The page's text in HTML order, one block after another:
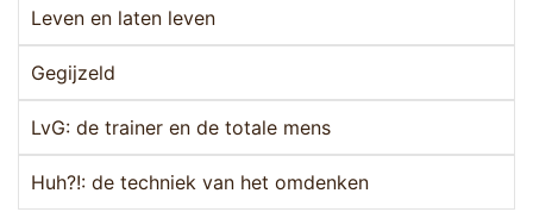
Leven en laten leven
Gegijzeld
LvG: de trainer en de totale mens
Huh?!: de techniek van het omdenken